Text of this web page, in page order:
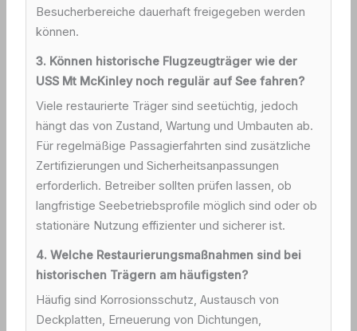
Besucherbereiche dauerhaft freigegeben werden
können.
3. Können historische Flugzeugträger wie der
USS Mt McKinley noch regulär auf See fahren?
Viele restaurierte Träger sind seetüchtig, jedoch
hängt das von Zustand, Wartung und Umbauten ab.
Für regelmäßige Passagierfahrten sind zusätzliche
Zertifizierungen und Sicherheitsanpassungen
erforderlich. Betreiber sollten prüfen lassen, ob
langfristige Seebetriebsprofile möglich sind oder ob
stationäre Nutzung effizienter und sicherer ist.
4. Welche Restaurierungsmaßnahmen sind bei
historischen Trägern am häufigsten?
Häufig sind Korrosionsschutz, Austausch von
Deckplatten, Erneuerung von Dichtungen,